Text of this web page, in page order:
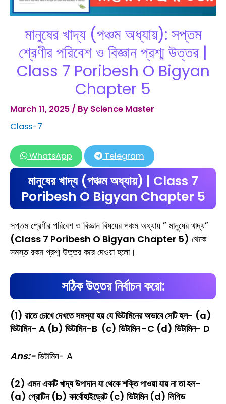
মানুষের খাদ্য (পঞ্চম অধ্যায়): সপ্তম
শ্রেণীর পরিবেশ ও বিজ্ঞান প্রশ্ম উত্তর |
Class 7 Poribesh O Bigyan
Chapter 5
March 11, 2025 / By Science Master
Class-7
WhatsApp Telegram
মানুষের খাদ্য (পঞ্চম অধ্যায়) | Class 7
Poribesh O Bigyan Chapter 5
সপ্তম শ্রেণীর পরিবেশ ও বিজ্ঞান বিষয়ের পঞ্চম অধ্যায় ” মানুষের খাদ্য”
(Class 7 Poribesh O Bigyan Chapter 5) থেকে
সমস্ত রকম প্রশ্ম উত্তর করে দেওয়া হলো।
সঠিক উত্তর নির্বাচন করো:
(1) রাতে চোখে দেখতে সমস্যা হয় যে ভিটামিনের অভাবে সেটি হল- (a)
ভিটামিন- A (b) ভিটামিন-B (c) ভিটামিন -C (d) ভিটামিন- D
Ans:-ভিটামিন- A
(2) এমন একটি খাদ্য উপাদান যা থেকে শক্তি পাওয়া যায় না তা হল-
(a) প্রোটিন (b) কার্বোহাইড্রেট (c) ভিটামিন (d) লিপিড